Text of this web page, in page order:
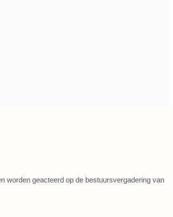
worden geacteerd op de bestuursvergadering van